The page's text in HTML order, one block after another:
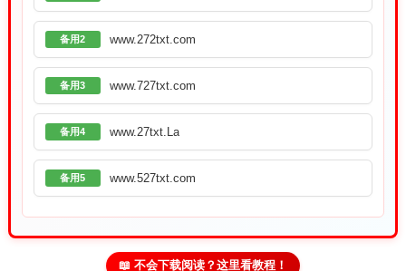
备用2 www.272txt.com
备用3 www.727txt.com
备用4 www.27txt.La
备用5 www.527txt.com
📖 不会下载阅读？这里看教程！